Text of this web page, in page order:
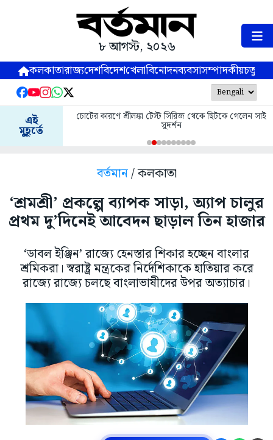
৮ আগস্ট, ২০২৬
কলকাতারাজ্যদেশবিদেশখেলাবিনোদনব্যবসাসম্পাদকীয়
এই
মুহূর্তে
চোটের কারণে শ্রীলঙ্কা টেস্ট সিরিজ থেকে ছিটকে গেলেন সাই
সুদর্শন
বর্তমান/ কলকাতা
‘শ্রমশ্রী’ প্রকল্পে ব্যাপক সাড়া, অ্যাপ চালুর
প্রথম দু’দিনেই আবেদন ছাড়াল তিন হাজার
‘ডাবল ইঞ্জিন’ রাজ্যে হেনস্তার শিকার হচ্ছেন বাংলার
শ্রমিকরা। স্বরাষ্ট্র মন্ত্রকের নির্দেশিকাকে হাতিয়ার করে
রাজ্যে রাজ্যে চলছে বাংলাভাষীদের উপর অত্যাচার।